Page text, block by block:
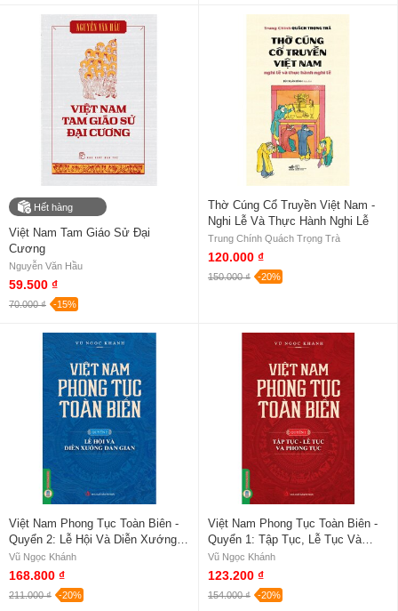
Hết hàng
Việt Nam Tam Giáo Sử Đại
Cương
Nguyễn Văn Hầu
59.500 ₫
70.000 ₫ -15%
Thờ Cúng Cổ Truyền Việt Nam -
Nghi Lễ Và Thực Hành Nghi Lễ
Trung Chính Quách Trọng Trà
120.000 ₫
150.000 ₫ -20%
Việt Nam Phong Tục Toàn Biên -
Quyển 2: Lễ Hội Và Diễn Xướng
Dân Gian
Vũ Ngọc Khánh
168.800 ₫
211.000 ₫ -20%
Việt Nam Phong Tục Toàn Biên -
Quyển 1: Tập Tục, Lễ Tục Và
Phong Tục
Vũ Ngọc Khánh
123.200 ₫
154.000 ₫ -20%